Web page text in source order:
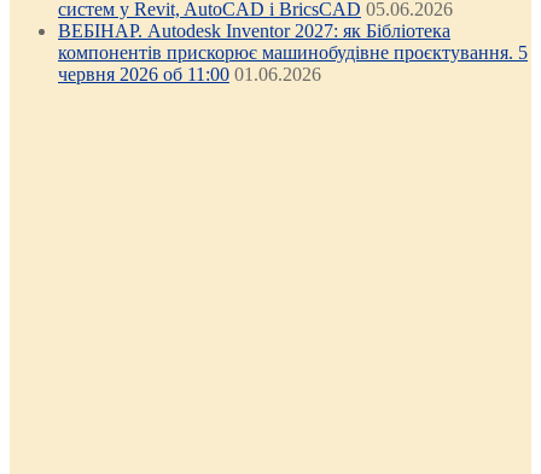
систем у Revit, AutoCAD і BricsCAD 05.06.2026
ВЕБІНАР. Autodesk Inventor 2027: як Бібліотека
компонентів прискорює машинобудівне проєктування. 5
червня 2026 об 11:00 01.06.2026